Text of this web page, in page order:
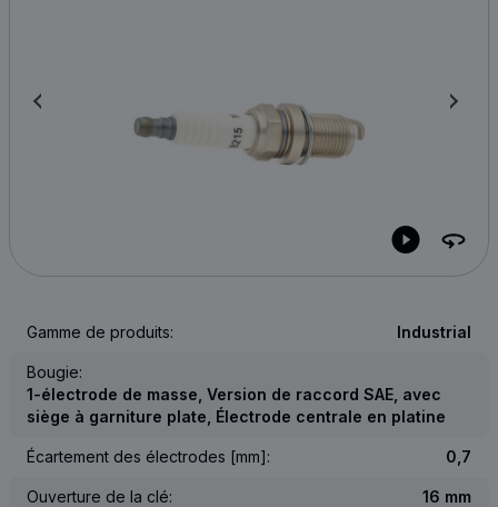
Gamme de produits: Industrial
Bougie:
1-électrode de masse, Version de raccord SAE, avec
siège à garniture plate, Électrode centrale en platine
Écartement des électrodes [mm]: 0,7
Ouverture de la clé: 16 mm